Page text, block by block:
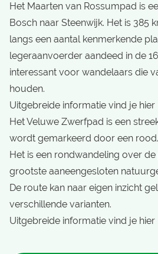
Het Maarten van Rossumpad is
Bosch naar Steenwijk. Het is 385
langs een aantal kenmerkende
legeraanvoerder aandeed in de
interessant voor wandelaars die
houden.
Uitgebreide informatie vind je hier
Het Veluwe Zwerfpad is een
wordt gemarkeerd door een
Het is een rondwandeling over
grootste aaneengesloten
De route kan naar eigen inzicht
verschillende varianten.
Uitgebreide informatie vind je hier